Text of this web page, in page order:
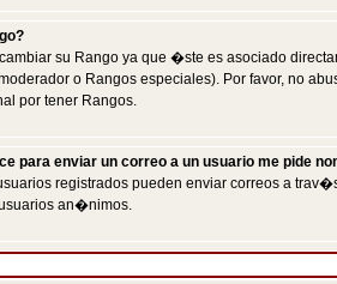
su Rango ya que �ste es asociado
o Rangos especiales). Por favor, no
por tener Rangos.
para enviar un correo a un usuario me pide
registrados pueden enviar correos a
an�nimos.